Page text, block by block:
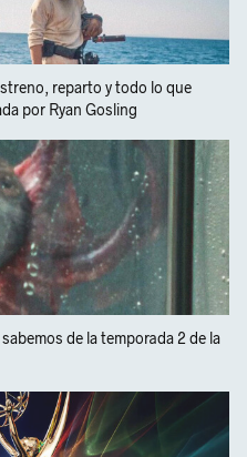
reparto y todo lo que
por Ryan Gosling
de la temporada 2 de la